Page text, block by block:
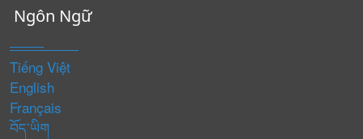
Ngôn Ngữ
Tiếng Việt
English
Français
བོད་ཡིག